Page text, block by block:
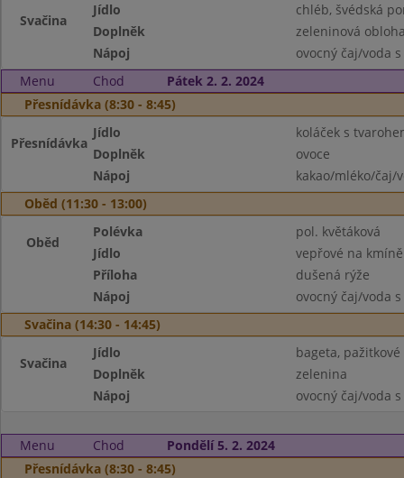
Svačina
Jídlo
chléb, švédská
Doplněk
zeleninová
Nápoj
ovocný čaj/voda
Menu
Chod
Pátek 2. 2. 2024
Přesnídávka (8:30 - 8:45)
Přesnídávka
Jídlo
koláček s
Doplněk
ovoce
Nápoj
kakao/mléko/čaj/
Oběd (11:30 - 13:00)
Oběd
Polévka
pol. květáková
Jídlo
vepřové na kmíně
Příloha
dušená rýže
Nápoj
ovocný čaj/voda
Svačina (14:30 - 14:45)
Svačina
Jídlo
bageta,
Doplněk
zelenina
Nápoj
ovocný čaj/voda
Menu Chod
Pondělí 5. 2. 2024
Přesnídávka (8:30 - 8:45)